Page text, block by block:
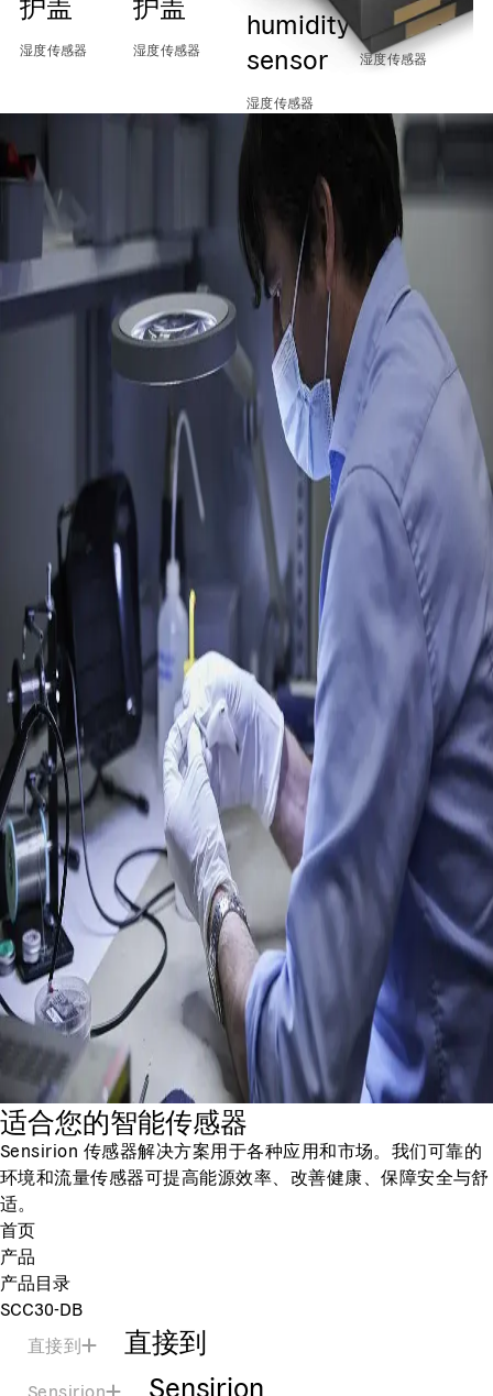
湿度传感器 湿度传感器
humidity
sensor
湿度传感器
Output
湿度传感器
适合您的智能传感器
Sensirion 传感器解决方案用于各种应用和市场。我们可靠的
环境和流量传感器可提高能源效率、改善健康、保障安全与舒
适。
首页
产品
产品目录
SCC30-DB
直接到
直接到
Sensirion Sensirion